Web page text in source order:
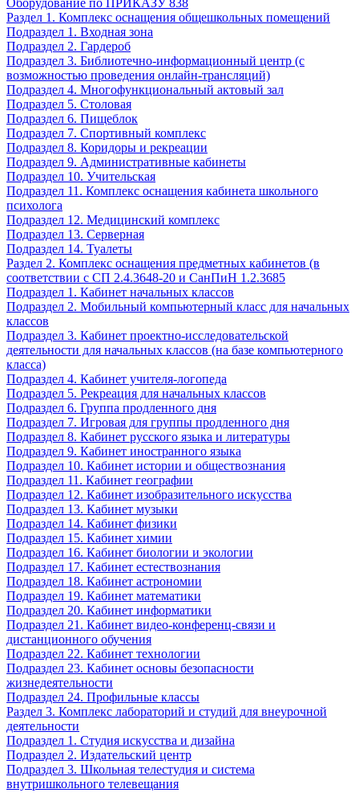
Оборудование по ПРИКАЗУ 838
Раздел 1. Комплекс оснащения общешкольных помещений
Подраздел 1. Входная зона
Подраздел 2. Гардероб
Подраздел 3. Библиотечно-информационный центр (с
возможностью проведения онлайн-трансляций)
Подраздел 4. Многофункциональный актовый зал
Подраздел 5. Столовая
Подраздел 6. Пищеблок
Подраздел 7. Спортивный комплекс
Подраздел 8. Коридоры и рекреации
Подраздел 9. Административные кабинеты
Подраздел 10. Учительская
Подраздел 11. Комплекс оснащения кабинета школьного
психолога
Подраздел 12. Медицинский комплекс
Подраздел 13. Серверная
Подраздел 14. Туалеты
Раздел 2. Комплекс оснащения предметных кабинетов (в
соответствии с СП 2.4.3648-20 и СанПиН 1.2.3685
Подраздел 1. Кабинет начальных классов
Подраздел 2. Мобильный компьютерный класс для начальных
классов
Подраздел 3. Кабинет проектно-исследовательской
деятельности для начальных классов (на базе компьютерного
класса)
Подраздел 4. Кабинет учителя-логопеда
Подраздел 5. Рекреация для начальных классов
Подраздел 6. Группа продленного дня
Подраздел 7. Игровая для группы продленного дня
Подраздел 8. Кабинет русского языка и литературы
Подраздел 9. Кабинет иностранного языка
Подраздел 10. Кабинет истории и обществознания
Подраздел 11. Кабинет географии
Подраздел 12. Кабинет изобразительного искусства
Подраздел 13. Кабинет музыки
Подраздел 14. Кабинет физики
Подраздел 15. Кабинет химии
Подраздел 16. Кабинет биологии и экологии
Подраздел 17. Кабинет естествознания
Подраздел 18. Кабинет астрономии
Подраздел 19. Кабинет математики
Подраздел 20. Кабинет информатики
Подраздел 21. Кабинет видео-конференц-связи и
дистанционного обучения
Подраздел 22. Кабинет технологии
Подраздел 23. Кабинет основы безопасности
жизнедеятельности
Подраздел 24. Профильные классы
Раздел 3. Комплекс лабораторий и студий для внеурочной
деятельности
Подраздел 1. Студия искусства и дизайна
Подраздел 2. Издательский центр
Подраздел 3. Школьная телестудия и система
внутришкольного телевещания